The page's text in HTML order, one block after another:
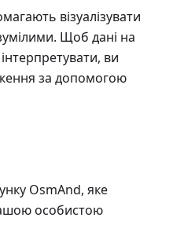
візуалізувати
Щоб дані на
ви
за допомогою
OsmAnd, яке
особистою